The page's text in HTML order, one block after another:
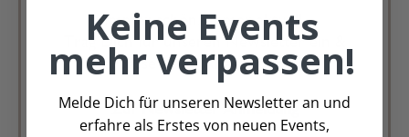
Immer schön, immer aktuell.
Trag Dich für unseren Newsletter ein &
verpasse keine Angebote mehr
Zur Newsletter Anmeldung
Keine Events
mehr verpassen!
Melde Dich für unseren Newsletter an und
erfahre als Erstes von neuen Events,